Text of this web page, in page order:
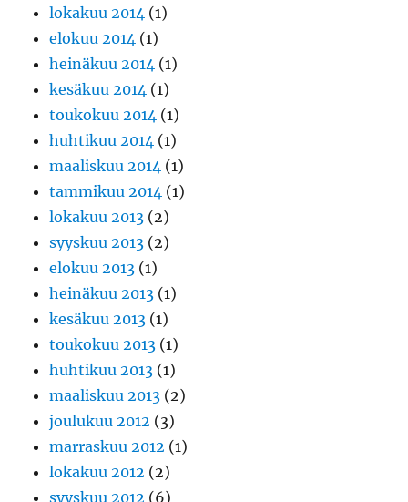
lokakuu 2014 (1)
elokuu 2014 (1)
heinäkuu 2014 (1)
kesäkuu 2014 (1)
toukokuu 2014 (1)
huhtikuu 2014 (1)
maaliskuu 2014 (1)
tammikuu 2014 (1)
lokakuu 2013 (2)
syyskuu 2013 (2)
elokuu 2013 (1)
heinäkuu 2013 (1)
kesäkuu 2013 (1)
toukokuu 2013 (1)
huhtikuu 2013 (1)
maaliskuu 2013 (2)
joulukuu 2012 (3)
marraskuu 2012 (1)
lokakuu 2012 (2)
syyskuu 2012 (6)